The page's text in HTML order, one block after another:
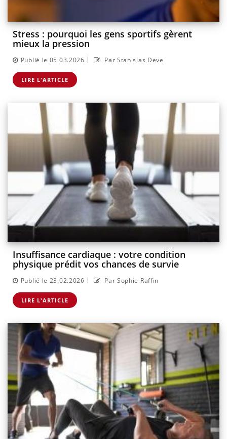
Stress : pourquoi les gens sportifs gèrent
mieux la pression
Publié le 05.03.2026 | Par Stanislas Deve
LIRE L'ARTICLE
Insuffisance cardiaque : votre condition
physique prédit vos chances de survie
Publié le 23.02.2026 | Par Sophie Raffin
LIRE L'ARTICLE